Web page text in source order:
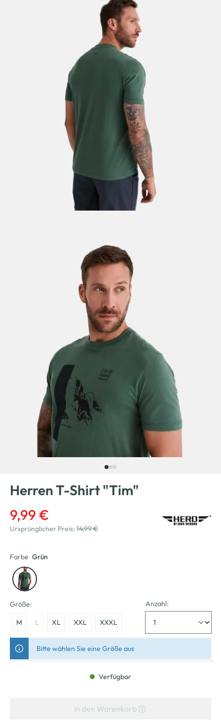
Herren T-Shirt "Tim"
9,99 €
Ursprünglicher Preis: 14,99 €
Farbe Grün
Größe:
M L XL XXL XXXL
Anzahl:
Bitte wählen Sie eine Größe aus
Verfügbar
In den Warenkorb